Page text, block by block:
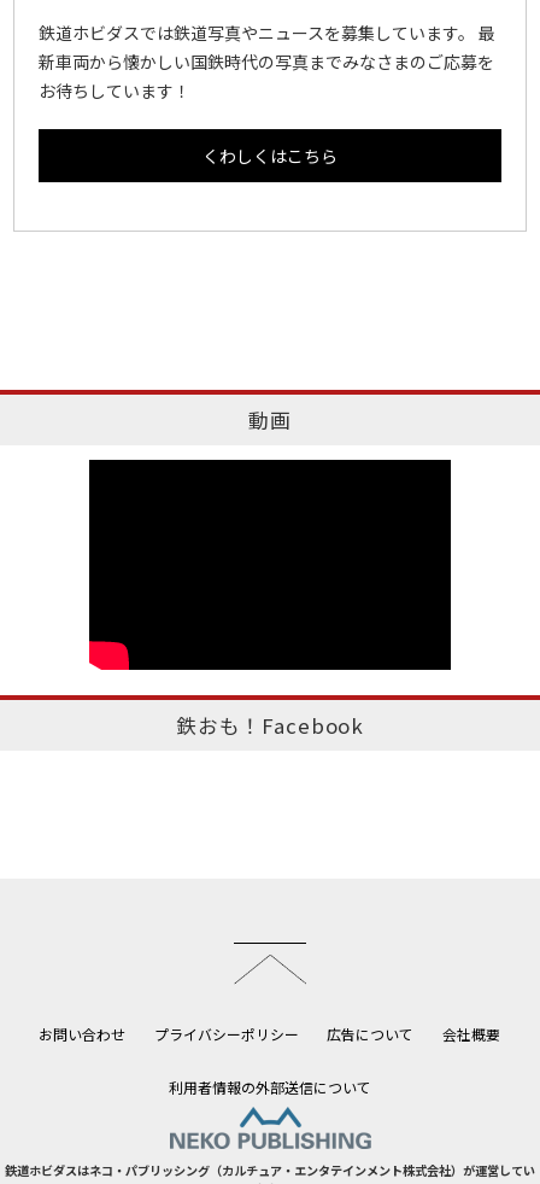
鉄道ホビダスでは鉄道写真やニュースを募集しています。 最
新車両から懐かしい国鉄時代の写真までみなさまのご応募を
お待ちしています！
くわしくはこちら
動画
鉄おも！Facebook
お問い合わせ プライバシーポリシー 広告について 会社概要
利用者情報の外部送信について
鉄道ホビダスはネコ・パブリッシング（カルチュア・エンタテインメント株式会社）が運営してい